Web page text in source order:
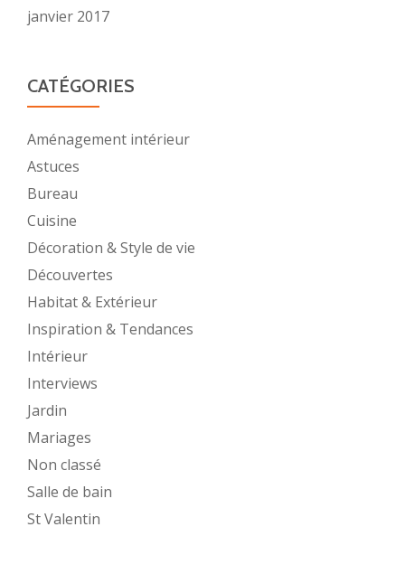
janvier 2017
CATÉGORIES
Aménagement intérieur
Astuces
Bureau
Cuisine
Décoration & Style de vie
Découvertes
Habitat & Extérieur
Inspiration & Tendances
Intérieur
Interviews
Jardin
Mariages
Non classé
Salle de bain
St Valentin